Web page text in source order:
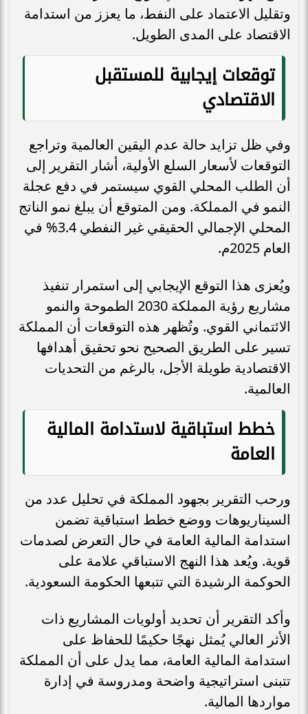
وتقليل الاعتماد على النفط، ما يعزز من استدامة
الاقتصاد على المدى الطويل.
توقعات إيجابية للمستقبل
الاقتصادي
وفي ظل تزايد حالة عدم اليقين العالمية وتراجع
التوقعات لأسعار السلع الأولية، أشار التقرير إلى
أن الطلب المحلي القوي سيستمر في دفع عجلة
النمو في المملكة. ومن المتوقع أن يبلغ نمو الناتج
المحلي الإجمالي الحقيقي غير النفطي 3.4% في
العام 2025م.
ويُعزى هذا التوقع الإيجابي إلى استمرار تنفيذ
مشاريع رؤية المملكة 2030 الطموحة والنمو
الائتماني القوي. وتُظهر هذه التوقعات أن المملكة
تسير على الطريق الصحيح نحو تحقيق أهدافها
الاقتصادية طويلة الأجل، بالرغم من التحديات
العالمية.
خطط استباقية لاستدامة المالية
العامة
ورحب التقرير بجهود المملكة في تحليل عدد من
السيناريوهات ووضع خطط استباقية تضمن
استدامة المالية العامة في حال التعرض لصدمات
قوية. ويُعد هذا النهج الاستباقي علامة على
الحوكمة الرشيدة التي تتبعها الحكومة السعودية.
وأكد التقرير أن تحديد أولويات المشاريع ذات
الأثر العالي يُمثل نهجًا حكيمًا للحفاظ على
استدامة المالية العامة، مما يدل على أن المملكة
تتبنى استراتيجية واضحة ومدروسة في إدارة
مواردها المالية.